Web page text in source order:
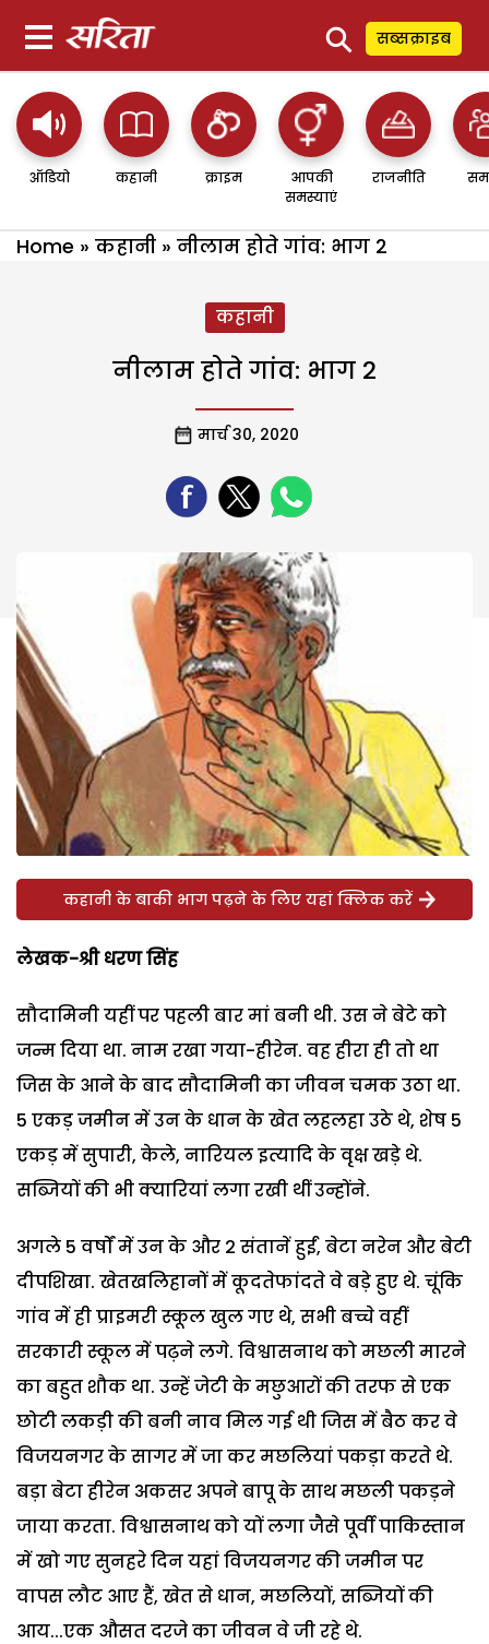
⚲ सब्सक्राइब
ऑडियो कहानी क्राइम
आपकी
समस्याएं
राजनीति
Home » कहानी » नीलाम होते गांव: भाग 2
कहानी
नीलाम होते गांव: भाग 2
मार्च 30, 2020
कहानी के बाकी भाग पढ़ने के लिए यहां क्लिक करें
लेखक-श्री धरण सिंह
सौदामिनी यहीं पर पहली बार मां बनी थी. उस ने बेटे को
जन्म दिया था. नाम रखा गया-हीरेन. वह हीरा ही तो था
जिस के आने के बाद सौदामिनी का जीवन चमक उठा था.
5 एकड़ जमीन में उन के धान के खेत लहलहा उठे थे, शेष 5
एकड़ में सुपारी, केले, नारियल इत्यादि के वृक्ष खड़े थे.
सब्जियों की भी क्यारियां लगा रखी थीं उन्होंने.
अगले 5 वर्षों में उन के और 2 संतानें हुईं, बेटा नरेन और बेटी
दीपशिखा. खेतखलिहानों में कूदतेफांदते वे बड़े हुए थे. चूंकि
गांव में ही प्राइमरी स्कूल खुल गए थे, सभी बच्चे वहीं
सरकारी स्कूल में पढ़ने लगे. विश्वासनाथ को मछली मारने
का बहुत शौक था. उन्हें जेटी के मछुआरों की तरफ से एक
छोटी लकड़ी की बनी नाव मिल गई थी जिस में बैठ कर वे
विजयनगर के सागर में जा कर मछलियां पकड़ा करते थे.
बड़ा बेटा हीरेन अकसर अपने बापू के साथ मछली पकड़ने
जाया करता. विश्वासनाथ को यों लगा जैसे पूर्वी पाकिस्तान
में खो गए सुनहरे दिन यहां विजयनगर की जमीन पर
वापस लौट आए हैं, खेत से धान, मछलियों, सब्जियों की
आय...एक औसत दरजे का जीवन वे जी रहे थे.